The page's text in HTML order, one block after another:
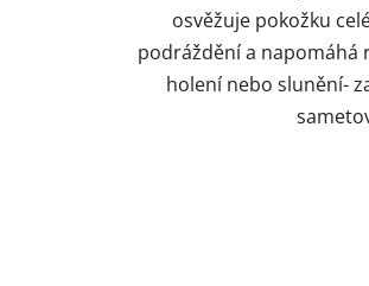
osvěžuje pokožku
podráždění a napomáhá
holení nebo slunění-